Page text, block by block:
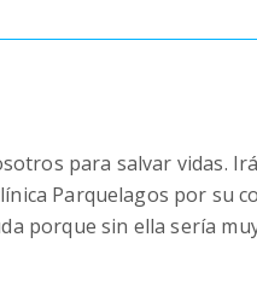
para salvar vidas.
Parquelagos por su
porque sin ella sería